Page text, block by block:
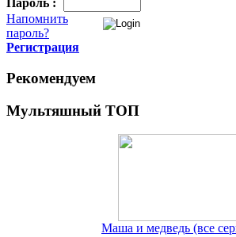
Пароль :
Напомнить
пароль?
Регистрация
Рекомендуем
Мультяшный ТОП
Маша и медведь (все